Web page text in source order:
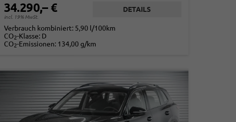
34.290,– €
incl. 19% MwSt.
DETAILS
Verbrauch kombiniert: 5,90 l/100km
CO2-Klasse: D
CO2-Emissionen: 134,00 g/km